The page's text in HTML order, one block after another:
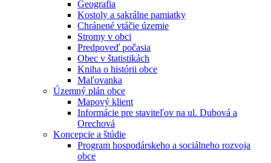
Geografia
Kostoly a sakrálne pamiatky
Chránené vtáčie územie
Stromy v obci
Predpoveď počasia
Obec v štatistikách
Kniha o histórii obce
Maľovanka
Územný plán obce
Mapový klient
Informácie pre staviteľov na ul. Dubová a
Orechová
Koncepcie a štúdie
Program hospodárskeho a sociálneho rozvoja
obce